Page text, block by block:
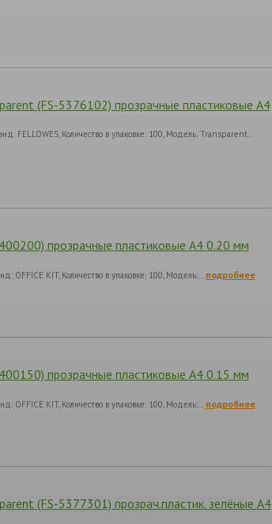
(FS-5376102) прозрачные пластиковые А4
FELLOWES, Количество в упаковке: 100, Модель: Transparent…
прозрачные пластиковые А4 0.20 мм
OFFICE KIT, Количество в упаковке: 100, Модель:… подробнее
прозрачные пластиковые А4 0.15 мм
OFFICE KIT, Количество в упаковке: 100, Модель:… подробнее
(FS-5377301) прозрач.пластик. зелёные А4